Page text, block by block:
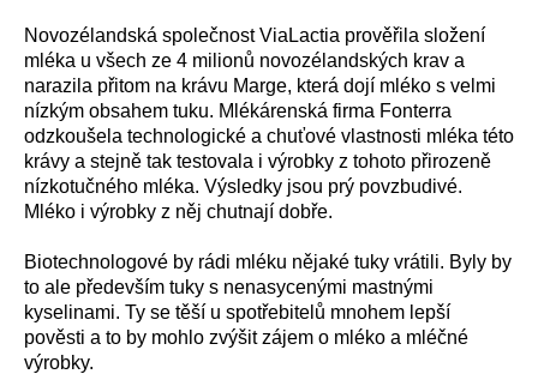
Novozélandská společnost ViaLactia prověřila složení
mléka u všech ze 4 milionů novozélandských krav a
narazila přitom na krávu Marge, která dojí mléko s velmi
nízkým obsahem tuku. Mlékárenská firma Fonterra
odzkoušela technologické a chuťové vlastnosti mléka této
krávy a stejně tak testovala i výrobky z tohoto přirozeně
nízkotučného mléka. Výsledky jsou prý povzbudivé.
Mléko i výrobky z něj chutnají dobře.
Biotechnologové by rádi mléku nějaké tuky vrátili. Byly by
to ale především tuky s nenasycenými mastnými
kyselinami. Ty se těší u spotřebitelů mnohem lepší
pověsti a to by mohlo zvýšit zájem o mléko a mléčné
výrobky.